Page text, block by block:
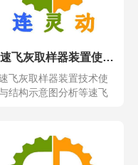
等速飞灰取样器装置使用与结构示意图分析
飞灰取样器装置技术使
结构示意图分析等速飞